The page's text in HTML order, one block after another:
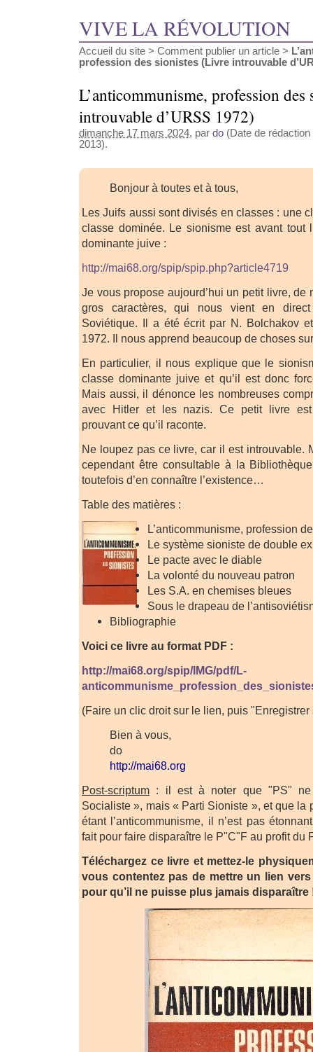
VIVE LA RÉVOLUTION
Accueil du site > Comment publier un article >
profession des sionistes (Livre introuvable
L’anticommunisme, profession
introuvable d’URSS 1972)
dimanche 17 mars 2024, par do (Date de
2013).
Bonjour à toutes et à tous,
Les Juifs aussi sont divisés en classes : une
classe dominée. Le sionisme est avant tout
dominante juive :
http://mai68.org/spip/spip.php?article4719
Je vous propose aujourd’hui un petit livre, de
gros caractères, qui nous vient en
Soviétique. Il a été écrit par N. Bolchakov
1972. Il nous apprend beaucoup de choses
En particulier, il nous explique que le
classe dominante juive et qu’il est donc
Mais aussi, il dénonce les nombreuses
avec Hitler et les nazis. Ce petit livre est
prouvant ce qu’il raconte.
Ne loupez pas ce livre, car il est introuvable.
cependant être consultable à la
toutefois d’en connaître l’existence…
Table des matières :
L’anticommunisme, profession
Le système sioniste de double
Le pacte avec le diable
La volonté du nouveau patron
Les S.A. en chemises bleues
Sous le drapeau de
Bibliographie
Voici ce livre au format PDF :
http://mai68.org/spip/IMG/pdf/L-
(Faire un clic droit sur le lien, puis "Enregistrer
Bien à vous,
do
http://mai68.org
Post-scriptum : il est à noter que "PS" ne
Socialiste », mais « Parti Sioniste », et que la
étant l’anticommunisme, il n’est pas
fait pour faire disparaître le P"C"F au profit du
Téléchargez ce livre et mettez-le
vous contentez pas de mettre un lien
pour qu’il ne puisse plus jamais disparaître